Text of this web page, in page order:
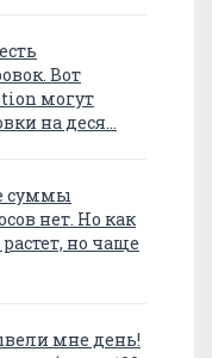
Вот
могут
на деся…
суммы
нет. Но как
но чаще
мне день!